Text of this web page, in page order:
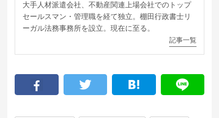
大手人材派遣会社、不動産関連上場会社でのトップ
セールスマン・管理職を経て独立。棚田行政書士リ
ーガル法務事務所を設立。現在に至る。
記事一覧